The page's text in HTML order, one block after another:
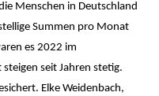
Menschen in Deutschland
Summen pro Monat
es 2022 im
seit Jahren stetig.
Elke Weidenbach,